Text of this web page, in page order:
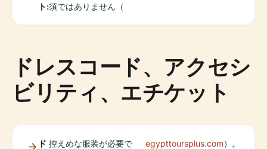
ト:須ではありません（
ドレスコード、アクセシ
ビリティ、エチケット
ド 控えめな服装が必要で egypttoursplus.com）。